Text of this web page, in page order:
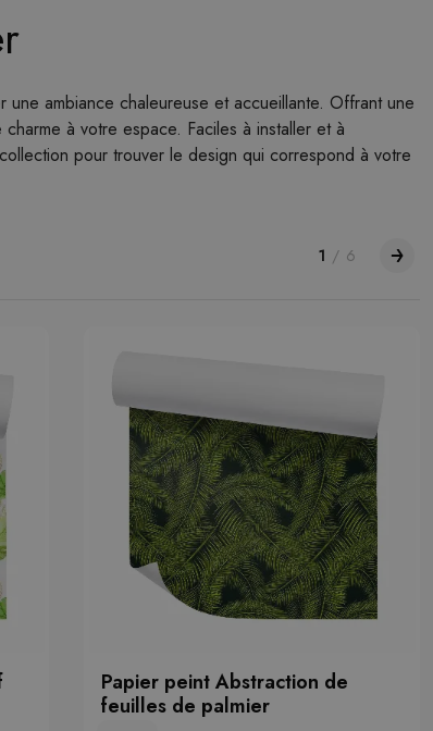
ambiance chaleureuse et accueillante. Offrant une
à votre espace. Faciles à installer et à
pour trouver le design qui correspond à votre
1 / 6
Papier peint Abstraction de
feuilles de palmier